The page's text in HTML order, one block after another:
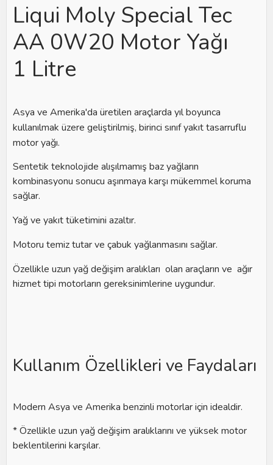
Liqui Moly Special Tec
AA 0W20 Motor Yağı
1 Litre
Asya ve Amerika'da üretilen araçlarda yıl boyunca
kullanılmak üzere geliştirilmiş, birinci sınıf yakıt tasarruflu
motor yağı.
Sentetik teknolojide alışılmamış baz yağların
kombinasyonu sonucu aşınmaya karşı mükemmel koruma
sağlar.
Yağ ve yakıt tüketimini azaltır.
Motoru temiz tutar ve çabuk yağlanmasını sağlar.
Özellikle uzun yağ değişim aralıkları olan araçların ve ağır
hizmet tipi motorların gereksinimlerine uygundur.
Kullanım Özellikleri ve Faydaları
Modern Asya ve Amerika benzinli motorlar için idealdir.
* Özellikle uzun yağ değişim aralıklarını ve yüksek motor
beklentilerini karşılar.